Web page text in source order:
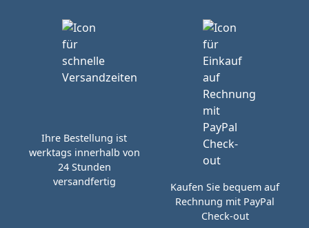
Ihre Bestellung ist
werktags innerhalb von
24 Stunden
versandfertig
Kaufen Sie bequem auf
Rechnung mit PayPal
Check-out